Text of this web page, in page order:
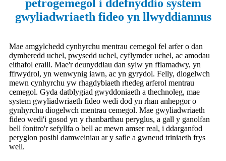
petrogemegol i ddefnyddio system
gwyliadwriaeth fideo yn llwyddiannus
Mae amgylchedd cynhyrchu mentrau cemegol fel arfer o dan
dymheredd uchel, pwysedd uchel, cyflymder uchel, ac amodau
eithafol eraill. Mae'r deunyddiau dan sylw yn fflamadwy, yn
ffrwydrol, yn wenwynig iawn, ac yn gyrydol. Felly, diogelwch
mewn cynhyrchu yw rhagdybiaeth rhedeg arferol mentrau
cemegol. Gyda datblygiad gwyddoniaeth a thechnoleg, mae
system gwyliadwriaeth fideo wedi dod yn rhan anhepgor o
gynhyrchu diogelwch mentrau cemegol. Mae gwyliadwriaeth
fideo wedi'i gosod yn y rhanbarthau peryglus, a gall y ganolfan
bell fonitro'r sefyllfa o bell ac mewn amser real, i ddarganfod
peryglon posibl damweiniau ar y safle a gwneud triniaeth frys
well.